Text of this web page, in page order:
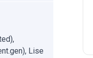
Lise